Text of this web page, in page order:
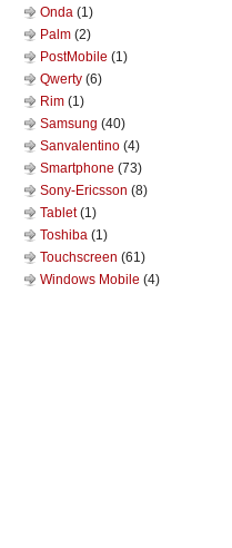
Onda (1)
Palm (2)
PostMobile (1)
Qwerty (6)
Rim (1)
Samsung (40)
Sanvalentino (4)
Smartphone (73)
Sony-Ericsson (8)
Tablet(1)
Toshiba (1)
Touchscreen (61)
Windows Mobile (4)